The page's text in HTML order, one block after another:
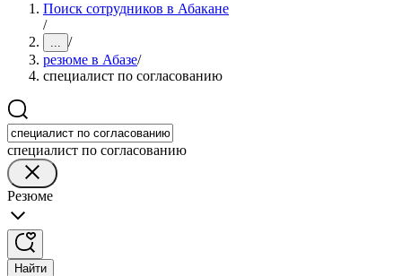
Поиск сотрудников в Абакане
/
... /
резюме в Абазе/
специалист по согласованию
специалист по согласованию
Резюме
Найти